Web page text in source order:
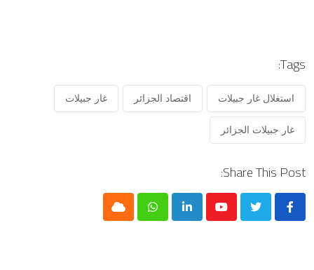
Tags:
استغلال غار جبيلات اقتصاد الجزائر غار جبيلات
غار جبيلات الجزائر
Share This Post:
Youtube
LinkedIn
Whatsapp
Cloud